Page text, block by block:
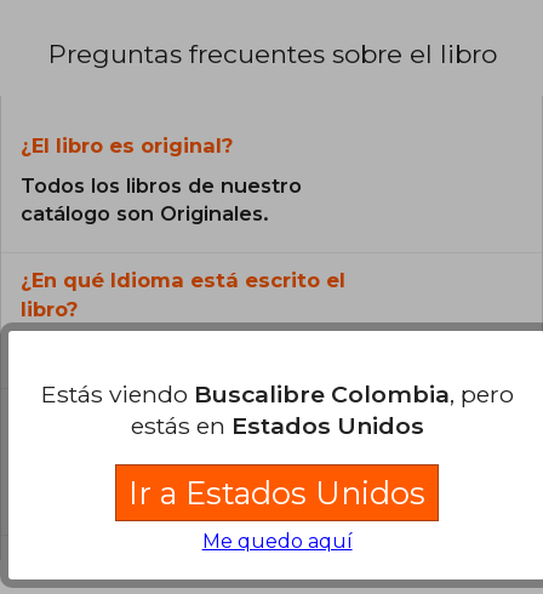
Preguntas frecuentes sobre el libro
¿El libro es original?
Todos los libros de nuestro
catálogo son Originales.
¿En qué Idioma está escrito el
libro?
¿Cuál es la encuadernación de este libro?
La encuadernación de esta edición es Tapa
Estás viendo Buscalibre Colombia, pero
estás en Estados Unidos
Ir a Estados Unidos
Me quedo aquí